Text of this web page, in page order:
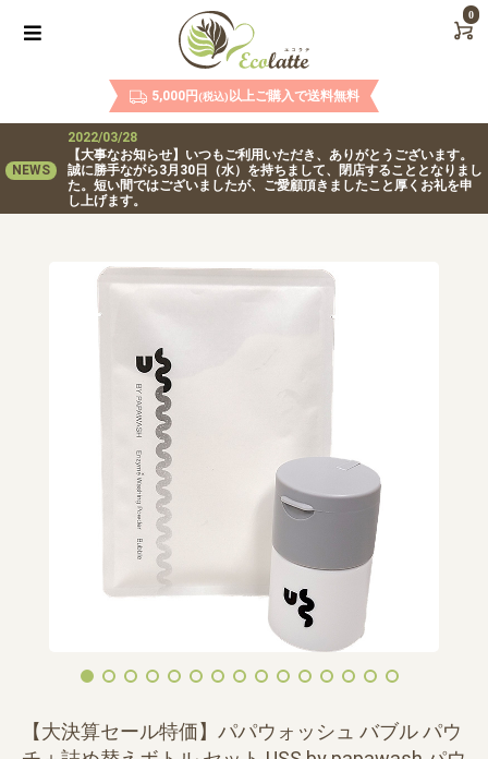
5,000円(税込) 以上ご購入で送料無料
0
NEWS
2022/03/28
【大事なお知らせ】いつもご利用いただき、ありがとうございます。
誠に勝手ながら3月30日（水）を持ちまして、閉店することとなりまし
た。短い間ではございましたが、ご愛顧頂きましたこと厚くお礼を申
し上げます。
【大決算セール特価】パパウォッシュ バブル パウ